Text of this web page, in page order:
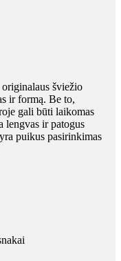
šviežio
ir formą. Be to,
gali būti laikomas
lengvas ir patogus
puikus pasirinkimas